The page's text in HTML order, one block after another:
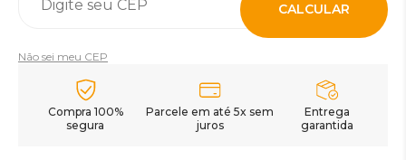
CALCULAR
Não sei meu CEP
Compra 100%
segura
Parcele em até 5x sem
juros
Entrega
garantida